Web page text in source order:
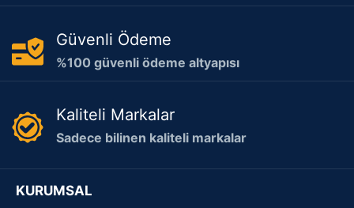
Güvenli Ödeme
%100 güvenli ödeme altyapısı
Kaliteli Markalar
Sadece bilinen kaliteli markalar
KURUMSAL